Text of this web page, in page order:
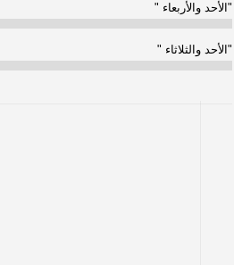
"الأحد والأربعاء "
"الأحد والثلاثاء "